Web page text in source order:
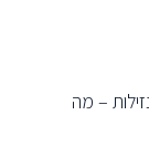
– מה